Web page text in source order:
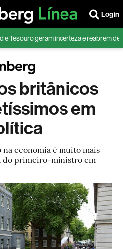
Login
geram incerteza e reabrem debate
britânicos
em
economia é muito mais
do primeiro-ministro em